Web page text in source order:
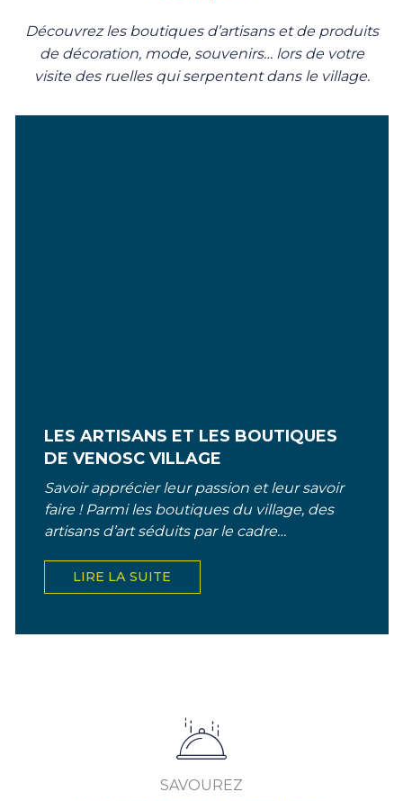
Découvrez les boutiques d’artisans et de produits
de décoration, mode, souvenirs… lors de votre
visite des ruelles qui serpentent dans le village.
LES ARTISANS ET LES BOUTIQUES
DE VENOSC VILLAGE
Savoir apprécier leur passion et leur savoir
faire ! Parmi les boutiques du village, des
artisans d’art séduits par le cadre
au cœur...
LIRE LA SUITE
SAVOUREZ